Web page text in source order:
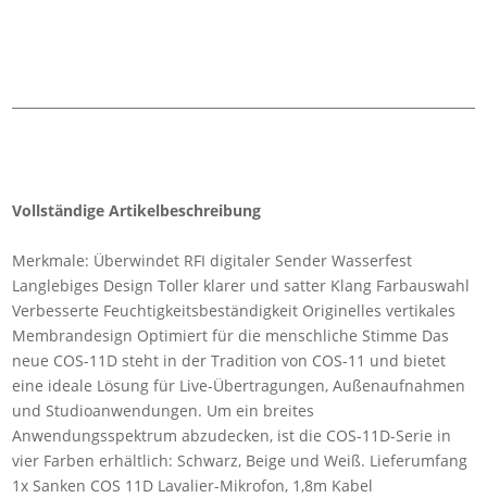
Vollständige Artikelbeschreibung
Merkmale: Überwindet RFI digitaler Sender Wasserfest
Langlebiges Design Toller klarer und satter Klang Farbauswahl
Verbesserte Feuchtigkeitsbeständigkeit Originelles vertikales
Membrandesign Optimiert für die menschliche Stimme Das
neue COS-11D steht in der Tradition von COS-11 und bietet
eine ideale Lösung für Live-Übertragungen, Außenaufnahmen
und Studioanwendungen. Um ein breites
Anwendungsspektrum abzudecken, ist die COS-11D-Serie in
vier Farben erhältlich: Schwarz, Beige und Weiß. Lieferumfang
1x Sanken COS 11D Lavalier-Mikrofon, 1,8m Kabel